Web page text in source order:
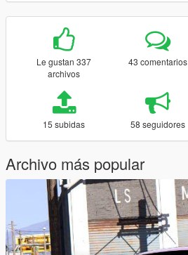
Le gustan 337
archivos
43 comentarios
15 subidas 58 seguidores
Archivo más popular